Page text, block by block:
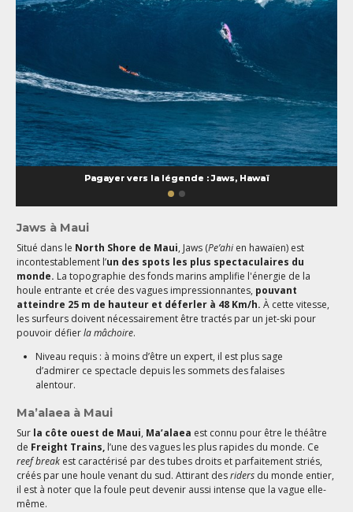
Pagayer vers la légende : Jaws, Hawaï
Jaws à Maui
Situé dans le North Shore de Maui, Jaws (Pe’ahi en hawaïen) est
incontestablement l’un des spots les plus spectaculaires du
monde. La topographie des fonds marins amplifie l'énergie de la
houle entrante et crée des vagues impressionnantes, pouvant
atteindre 25 m de hauteur et déferler à 48 Km/h. À cette vitesse,
les surfeurs doivent nécessairement être tractés par un jet-ski pour
pouvoir défierla mâchoire.
Niveau requis : à moins d’être un expert, il est plus sage
d’admirer ce spectacle depuis les sommets des falaises
alentour.
Ma’alaea à Maui
Sur la côte ouest de Maui, Ma’alaea est connu pour être le théâtre
de Freight Trains, l’une des vagues les plus rapides du monde. Ce
reef break est caractérisé par des tubes droits et parfaitement striés,
créés par une houle venant du sud. Attirant desriders du monde entier,
il est à noter que la foule peut devenir aussi intense que la vague elle-
même.